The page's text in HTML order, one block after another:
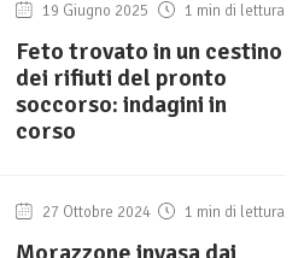
19 Giugno 2025 1 min di lettura
Feto trovato in un cestino
dei rifiuti del pronto
soccorso: indagini in
corso
27 Ottobre 2024 1 min di lettura